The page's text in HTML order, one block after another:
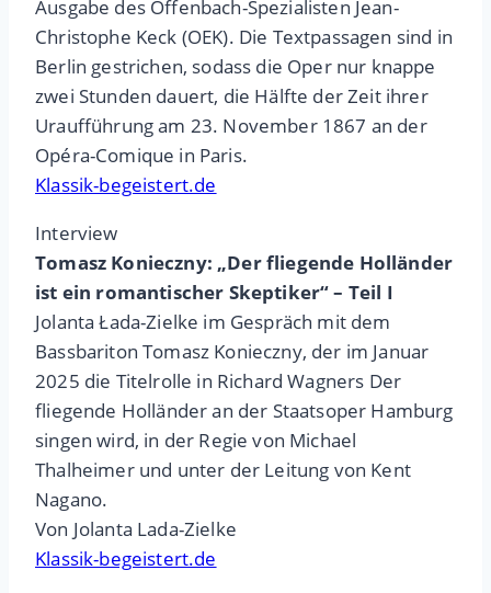
Ausgabe des Offenbach-Spezialisten Jean-
Christophe Keck (OEK). Die Textpassagen sind in
Berlin gestrichen, sodass die Oper nur knappe
zwei Stunden dauert, die Hälfte der Zeit ihrer
Uraufführung am 23. November 1867 an der
Opéra-Comique in Paris.
Klassik-begeistert.de
Interview
Tomasz Konieczny: „Der fliegende Holländer
ist ein romantischer Skeptiker“ – Teil I
Jolanta Łada-Zielke im Gespräch mit dem
Bassbariton Tomasz Konieczny, der im Januar
2025 die Titelrolle in Richard Wagners Der
fliegende Holländer an der Staatsoper Hamburg
singen wird, in der Regie von Michael
Thalheimer und unter der Leitung von Kent
Nagano.
Von Jolanta Lada-Zielke
Klassik-begeistert.de